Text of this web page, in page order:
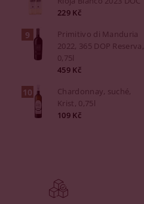
229 Kč
Primitivo di Manduria
2022, 365 DOP Reserva,
0,75l
459 Kč
Chardonnay, suché,
Krist, 0,75l
109 Kč